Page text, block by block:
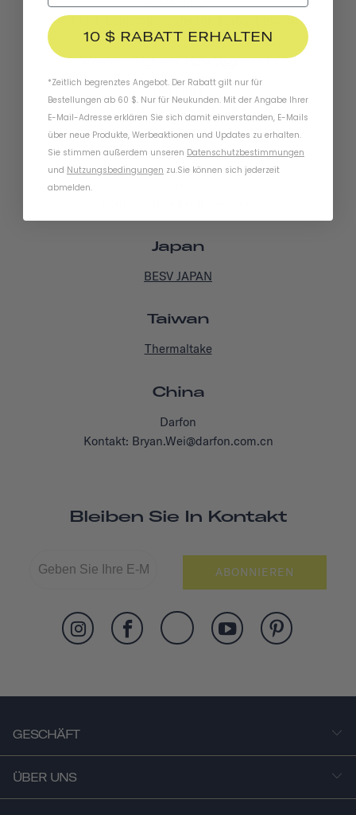
Kontakt: benjamin.kaufmann@urbandrive.ch
Vereinigtes Königreich
Kontakt: devin@tinkr.bike
Südkorea
Japan
BESV JAPAN
Taiwan
Thermaltake
China
Darfon
Kontakt: Bryan.Wei@darfon.com.cn
Bleiben Sie In Kontakt
ABONNIEREN
GESCHÄFT
ÜBER UNS
10 $ RABATT ERHALTEN
*Zeitlich begrenztes Angebot. Der Rabatt gilt nur für
Bestellungen ab 60 $. Nur für Neukunden. Mit der Angabe Ihrer
E-Mail-Adresse erklären Sie sich damit einverstanden, E-Mails
über neue Produkte, Werbeaktionen und Updates zu erhalten.
Sie stimmen außerdem unseren Datenschutzbestimmungen
und Nutzungsbedingungen zu.Sie können sich jederzeit
abmelden.